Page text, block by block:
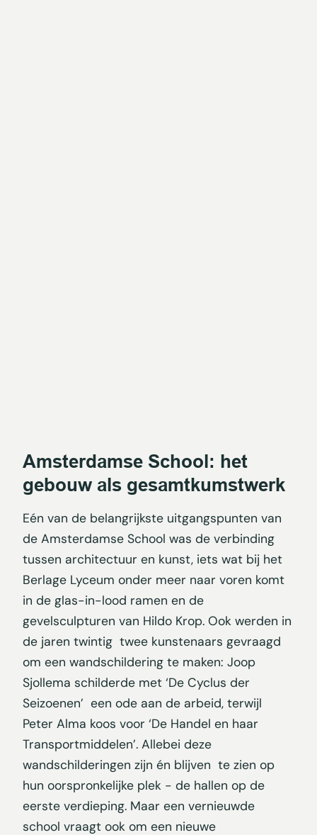
Amsterdamse School: het
gebouw als gesamtkumstwerk
Eén van de belangrijkste uitgangspunten van
de Amsterdamse School was de verbinding
tussen architectuur en kunst, iets wat bij het
Berlage Lyceum onder meer naar voren komt
in de glas-in-lood ramen en de
gevelsculpturen van Hildo Krop. Ook werden in
de jaren twintig twee kunstenaars gevraagd
om een wandschildering te maken: Joop
Sjollema schilderde met ‘De Cyclus der
Seizoenen’ een ode aan de arbeid, terwijl
Peter Alma koos voor ‘De Handel en haar
Transportmiddelen’. Allebei deze
wandschilderingen zijn én blijven te zien op
hun oorspronkelijke plek - de hallen op de
eerste verdieping. Maar een vernieuwde
school vraagt ook om een nieuwe